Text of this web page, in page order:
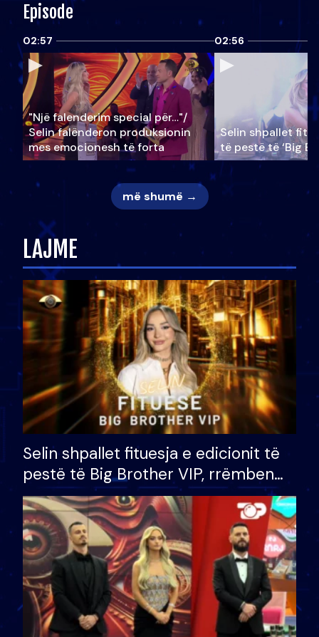
Episode
02:57
"Një falenderim special për…"/
Selin falënderon produksionin
mes emocionesh të forta
02:56
Selin shpallet
të pestë të ‘Big
më shumë →
LAJME
Selin shpallet fituesja e edicionit të
pestë të Big Brother VIP, rrëmben
çmimin e madh prej 100 mijë eurosh